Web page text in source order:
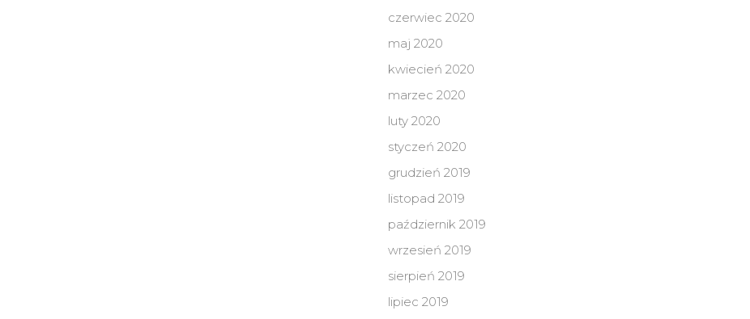
czerwiec 2020
maj 2020
kwiecień 2020
marzec 2020
luty 2020
styczeń 2020
grudzień 2019
listopad 2019
październik 2019
wrzesień 2019
sierpień 2019
lipiec 2019